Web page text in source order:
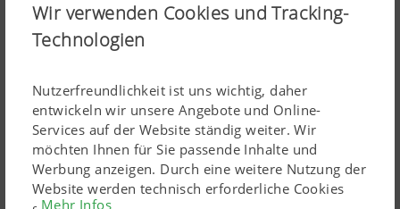
Wir verwenden Cookies und Tracking-
Technologien
Nutzerfreundlichkeit ist uns wichtig, daher
entwickeln wir unsere Angebote und Online-
Services auf der Website ständig weiter. Wir
möchten Ihnen für Sie passende Inhalte und
Werbung anzeigen. Durch eine weitere Nutzung der
Website werden technisch erforderliche Cookies
Mehr Infos
VITASEM M 3000 DD, LION 3030
MASTER